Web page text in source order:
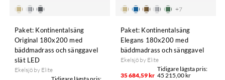
Paket: Kontinentalsäng
Original 180x200 med
bäddmadrass och sänggavel
slät LED
Ekelsjö by Elite
+7
Paket: Kontinentalsäng
Elegans 180x200 med
bäddmadrass och sänggavel
Ekelsjö by Elite
35 684,59 kr 45 215,00 kr